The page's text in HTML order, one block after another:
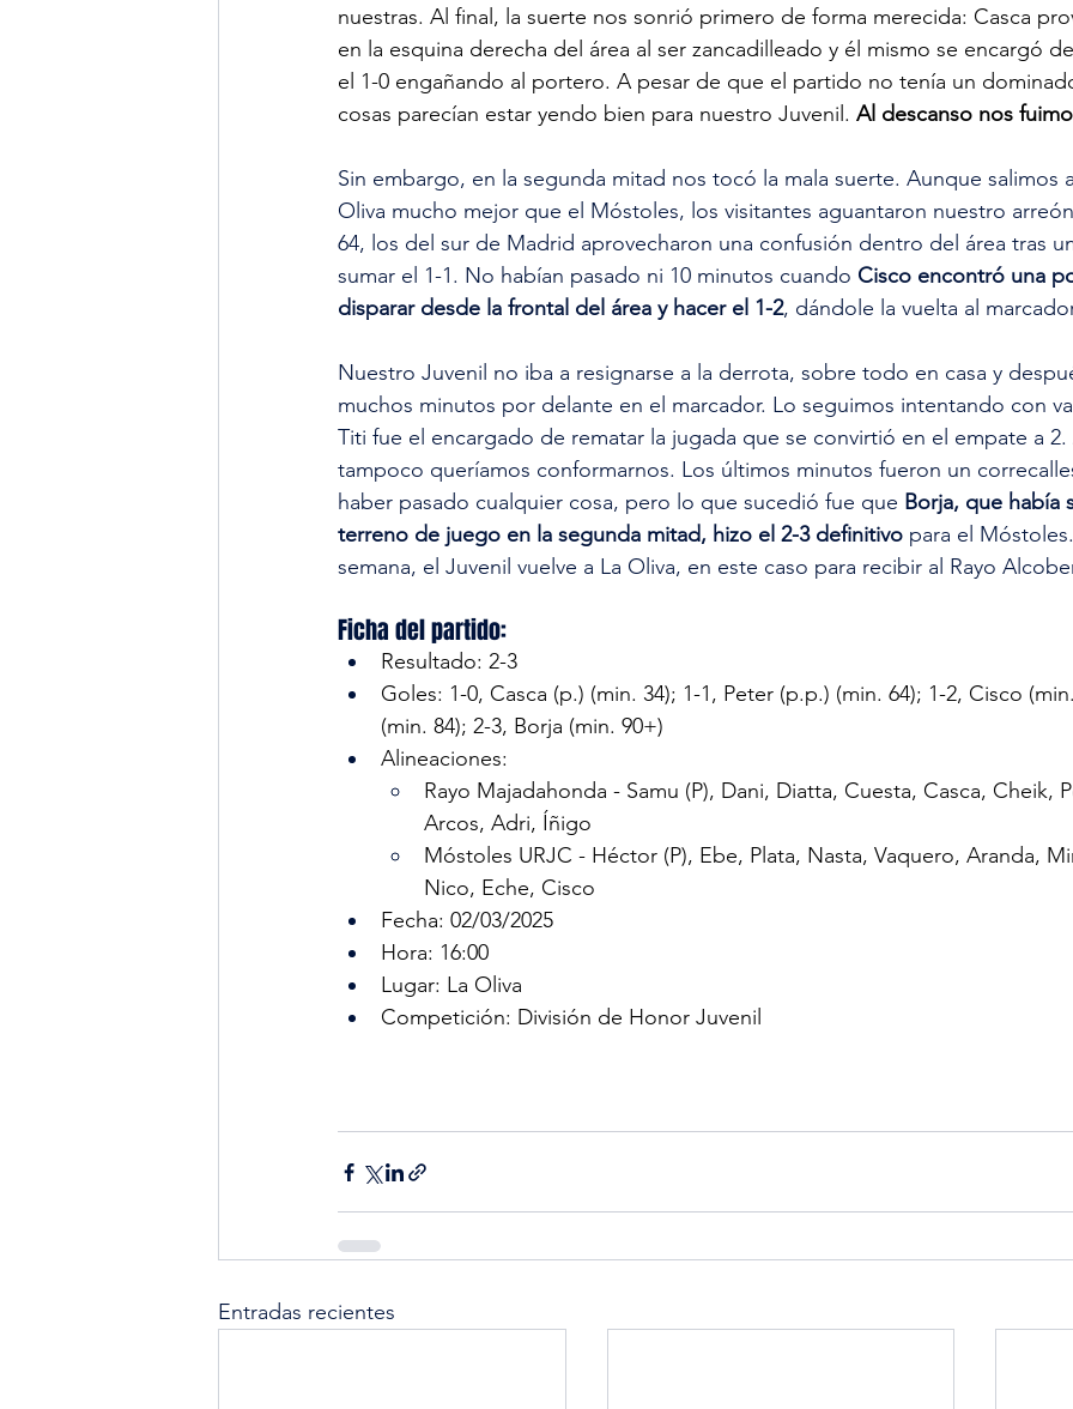
nuestras. Al final, la suerte nos sonrió primero de forma merecida: Casca
en la esquina derecha del área al ser zancadilleado y él mismo se encargó
el 1-0 engañando al portero. A pesar de que el partido no tenía un
cosas parecían estar yendo bien para nuestro Juvenil. Al descanso nos
Sin embargo, en la segunda mitad nos tocó la mala suerte. Aunque salimos
Oliva mucho mejor que el Móstoles, los visitantes aguantaron nuestro
64, los del sur de Madrid aprovecharon una confusión dentro del área tras
sumar el 1-1. No habían pasado ni 10 minutos cuando Cisco encontró una
disparar desde la frontal del área y hacer el 1-2, dándole la vuelta al
Nuestro Juvenil no iba a resignarse a la derrota, sobre todo en casa y
muchos minutos por delante en el marcador. Lo seguimos intentando con
Titi fue el encargado de rematar la jugada que se convirtió en el empate a 2.
tampoco queríamos conformarnos. Los últimos minutos fueron un
haber pasado cualquier cosa, pero lo que sucedió fue que Borja, que había
terreno de juego en la segunda mitad, hizo el 2-3 definitivo para el
semana, el Juvenil vuelve a La Oliva, en este caso para recibir al Rayo
Ficha del partido:
Resultado: 2-3
Goles: 1-0, Casca (p.) (min. 34); 1-1, Peter (p.p.) (min. 64); 1-2, Cisco
(min. 84); 2-3, Borja (min. 90+)
Alineaciones:
Rayo Majadahonda - Samu (P), Dani, Diatta, Cuesta, Casca, Cheik,
Arcos, Adri, Íñigo
Móstoles URJC - Héctor (P), Ebe, Plata, Nasta, Vaquero, Aranda,
Nico, Eche, Cisco
Fecha: 02/03/2025
Hora: 16:00
Lugar: La Oliva
Competición: División de Honor Juvenil
Entradas recientes